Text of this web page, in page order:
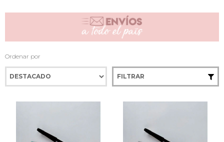
Ordenar por
FILTRAR